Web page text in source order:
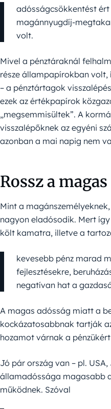
adósságcsökkentést
magánnyugdíj-
volt.
Mivel a pénztáraknál
része állampapírokban
– a pénztártagok
ezek az értékpapírok
„megsemmisültek”. A
visszalépőknek az egyéni
azonban a mai napig nem
Rossz a
Mint a
nagyon eladósodik. Mert
költ kamatra, illetve a
kevesebb pénz marad
fejlesztésekre,
negatívan hat a
A magas adósság miatt a
kockázatosabbnak tartják
hozamot várnak a
Jó pár ország van – pl.
államadóssága magasabb
működnek. Szóval